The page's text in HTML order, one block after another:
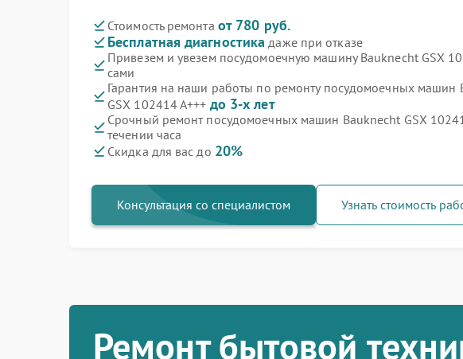
Стоимость ремонта от 780 руб.
Бесплатная диагностика даже при отказе
Привезем и увезем посудомоечную машину Bauknecht GSX
сами
Гарантия на наши работы по ремонту посудомоечных машин
GSX 102414 A+++ до 3-х лет
Срочный ремонт посудомоечных машин Bauknecht GSX
течении часа
Скидка для вас до 20%
Консультация со специалистом Узнать стоимость
Ремонт бытовой